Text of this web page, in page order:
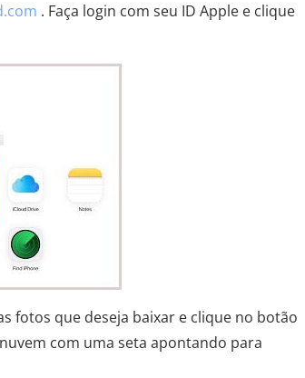
. Faça login com seu ID Apple e clique
fotos que deseja baixar e clique no botão
com uma seta apontando para